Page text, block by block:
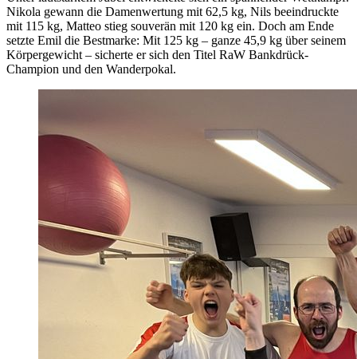
Nikola gewann die Damenwertung mit 62,5 kg, Nils beeindruckte
mit 115 kg, Matteo stieg souverän mit 120 kg ein. Doch am Ende
setzte Emil die Bestmarke: Mit 125 kg – ganze 45,9 kg über seinem
Körpergewicht – sicherte er sich den Titel RaW Bankdrück-
Champion und den Wanderpokal.